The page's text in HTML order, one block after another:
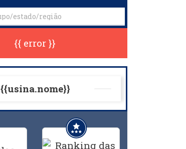
{{ error }}
{{usina.nome}}